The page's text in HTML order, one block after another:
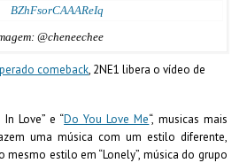
@cheneechee
comeback, 2NE1 libera o vídeo de
Love” e “Do You Love Me“, musicas mais
uma música com um estilo diferente,
estilo em “Lonely”, música do grupo